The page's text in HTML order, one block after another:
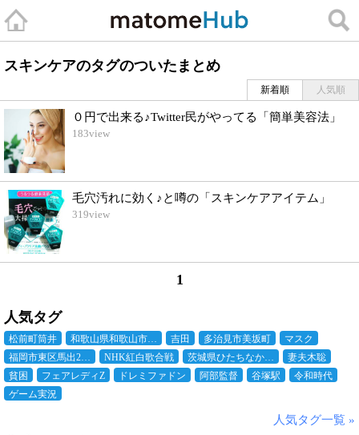
スキンケアのタグのついたまとめ
新着順 人気順
０円で出来る♪Twitter民がやってる「簡単美容法」
183view
毛穴汚れに効く♪と噂の「スキンケアアイテム」
319view
1
人気タグ
松前町筒井 和歌山県和歌山市… 吉田 多治見市美坂町
マスク
福岡市東区馬出2…
NHK紅白歌合戦 茨城県ひたちなか…
妻夫木聡
貧困
フェアレディZ ドレミファドン 阿部監督 谷塚駅
令和時代
ゲーム実況
人気タグ一覧 »